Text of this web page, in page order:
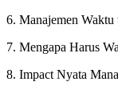
6. Manajemen
7. Mengapa Harus
8. Impact Nyata